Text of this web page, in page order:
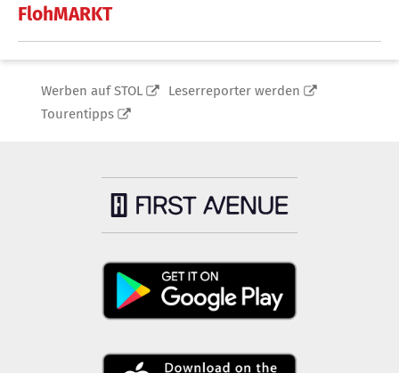
FlohMARKT
Werben auf STOL
Leserreporter werden
Tourentipps